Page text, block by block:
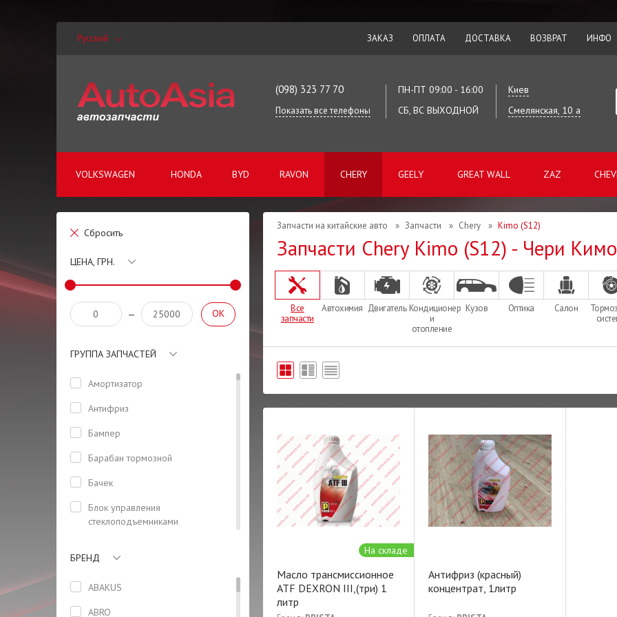
Русский ЗАКАЗ ОПЛАТА ДОСТАВКА ВОЗВРАТ ИНФО
(098) 323 77 70
Показать все телефоны
ПН-ПТ 09:00 - 16:00
СБ, ВС ВЫХОДНОЙ
Киев
Смелянская, 10 а
VOLKSWAGEN HONDA BYD RAVON CHERY GEELY GREAT WALL ZAZ
Сбросить
ЦЕНА, ГРН.
— OK
ГРУППА ЗАПЧАСТЕЙ
Амортизатор
Антифриз
Бампер
Барабан тормозной
Бачек
Блок управления
стеклоподъемниками
Болт
Болт ГБЦ
Вал
БРЕНД
ABAKUS
ABRO
Запчасти на китайские авто » Запчасти » Chery » Kimo (S12)
Запчасти Chery Kimo (S12) - Чери
Все
запчасти
Автохимия Двигатель Кондиционер
и
отопление
Кузов Оптика Салон
На складе
Масло трансмиссионное
ATF DEXRON III,(три) 1
литр
Антифриз (красный)
концентрат, 1литр